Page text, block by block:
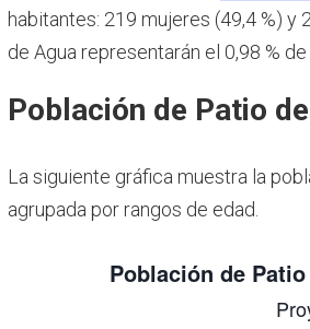
habitantes: 219 mujeres (49,4 %) y
de Agua representarán el 0,98 %
Población de Patio
La siguiente gráfica muestra la
agrupada por rangos de edad.